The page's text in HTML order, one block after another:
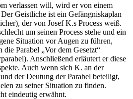
verlassen will, wird er von einem
Geistliche ist ein Gefängniskaplan
der von Josef K.s Process weiß.
um seinen Process stehe und ein
Situation vor Augen zu führen,
Parabel „Vor dem Gesetzt“
Anschließend erläutert er diese
Auch wenn sich K. an der
der Deutung der Parabel beteiligt,
zu seiner Situation zu finden.
eindeutig erwähnt.